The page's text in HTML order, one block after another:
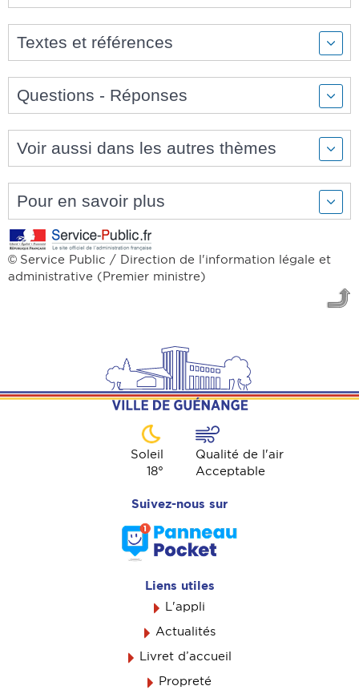
Textes et références
Questions - Réponses
Voir aussi dans les autres thèmes
Pour en savoir plus
© Service Public / Direction de l'information légale et
administrative (Premier ministre)
Soleil
18°
Qualité de l'air
Acceptable
Suivez-nous sur
Liens utiles
L'appli
Actualités
Livret d’accueil
Propreté